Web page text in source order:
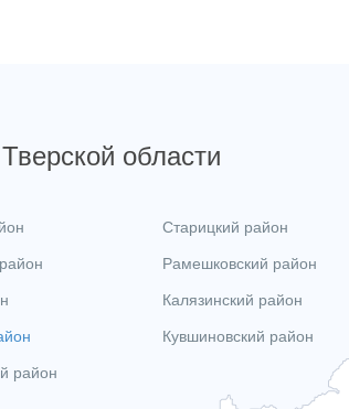
области
район
Старицкий район
Рамешковский район
Калязинский район
Кувшиновский район